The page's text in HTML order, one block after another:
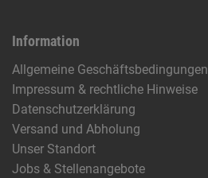
Information
Allgemeine Geschäftsbedingungen
Impressum & rechtliche Hinweise
Datenschutzerklärung
Versand und Abholung
Unser Standort
Jobs & Stellenangebote